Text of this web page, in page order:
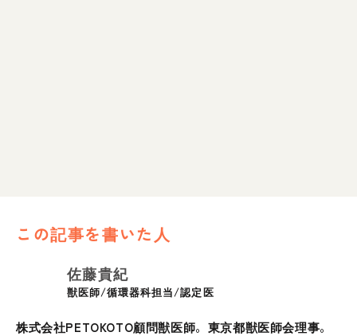
この記事を書いた人
佐藤貴紀
獣医師/循環器科担当/認定医
株式会社PETOKOTO顧問獣医師。東京都獣医師会理事。